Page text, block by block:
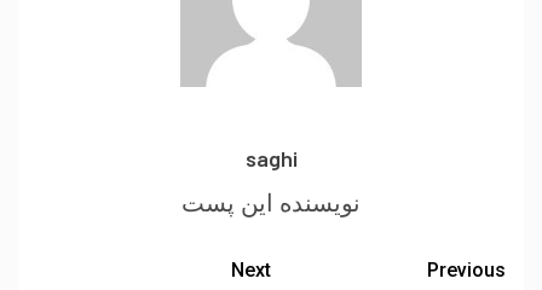
saghi
Previous
Next